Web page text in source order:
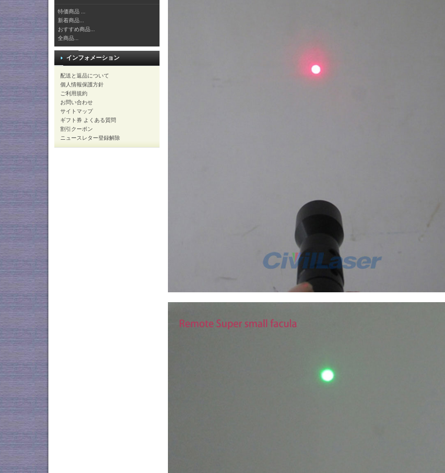
特価商品 ...
新着商品...
おすすめ商品...
全商品...
インフォメーション
配送と返品について
個人情報保護方針
ご利用規約
お問い合わせ
サイトマップ
ギフト券 よくある質問
割引クーポン
ニュースレター登録解除